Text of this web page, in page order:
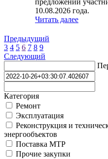
предложений
10.08.2026 года.
Читать далее
Предыдущий
3 4 5 6 7 8 9
Следующий
Категория
Ремонт
Эксплуатация
Реконструкция и
энергообъектов
Поставка МТР
Прочие закупки